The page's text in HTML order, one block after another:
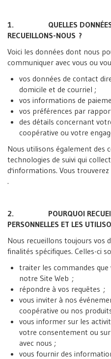
1. QUELLES DONNÉES
RECUEILLONS-NOUS ?
Voici les données dont nous
communiquer avec vous ou
vos données de contact
domicile et de courriel ;
vos informations de
vos préférences par
des détails concernant
coopérative ou votre
Nous utilisons également des
technologies de suivi qui
d'informations. Vous
.
2. POURQUOI
PERSONNELLES ET LES
Nous recueillons toujours vos
finalités spécifiques. Celles-ci
traiter les commandes que
notre Site Web ;
répondre à vos requêtes ;
vous inviter à nos
coopérative ou nos
vous informer sur les
votre consentement ou
avec nous ;
vous fournir des